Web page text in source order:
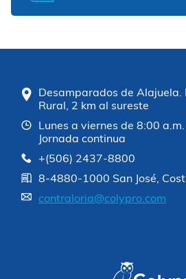
Desamparados de Alajuela.
Rural, 2 km al sureste
Lunes a viernes de 8:00
Jornada continua
+(506) 2437-8800
8-4880-1000 San José,
contraloria@colypro.com